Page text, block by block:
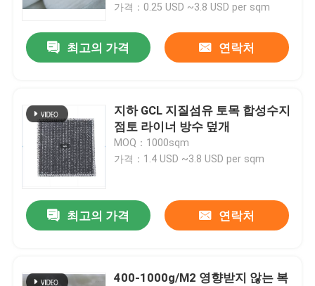
가격：0.25 USD ~3.8 USD per sqm
최고의 가격 연락처
지하 GCL 지질섬유 토목 합성수지
점토 라이너 방수 덮개
MOQ：1000sqm
가격：1.4 USD ~3.8 USD per sqm
최고의 가격 연락처
400-1000g/M2 영향받지 않는 복